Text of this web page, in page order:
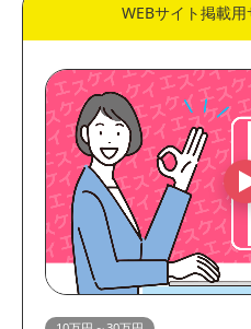
WEBサイト掲載